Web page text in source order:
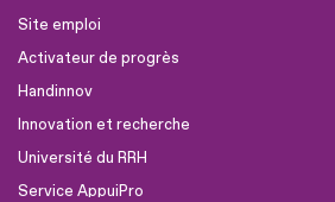
Site emploi
Activateur de progrès
Handinnov
Innovation et recherche
Université du RRH
Service AppuiPro